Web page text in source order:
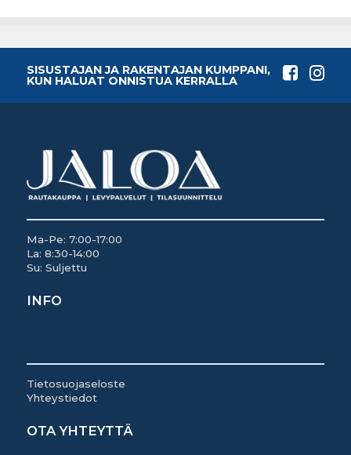
SISUSTAJAN JA RAKENTAJAN KUMPPANI,
KUN HALUAT ONNISTUA KERRALLA
Ma-Pe: 7:00-17:00
La: 8:30-14:00
Su: Suljettu
INFO
Tietosuojaseloste
Yhteystiedot
OTA YHTEYTTÄ